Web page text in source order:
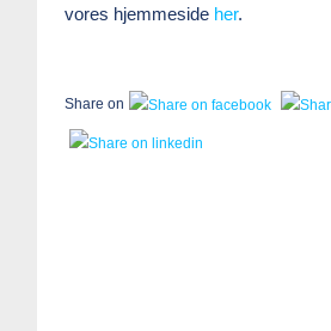
vores hjemmeside her.
Share on